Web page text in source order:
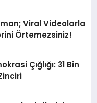
Viral Videolarla
Örtemezsiniz!
Çığlığı: 31 Bin